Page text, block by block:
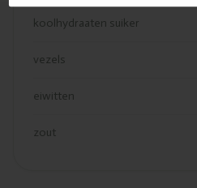
koolhydraaten suiker
vezels
eiwitten
zout